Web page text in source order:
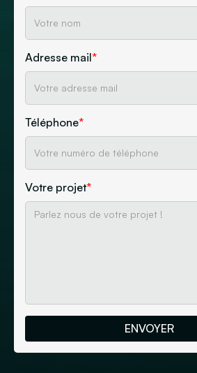
Adresse mail*
Téléphone*
Votre projet*